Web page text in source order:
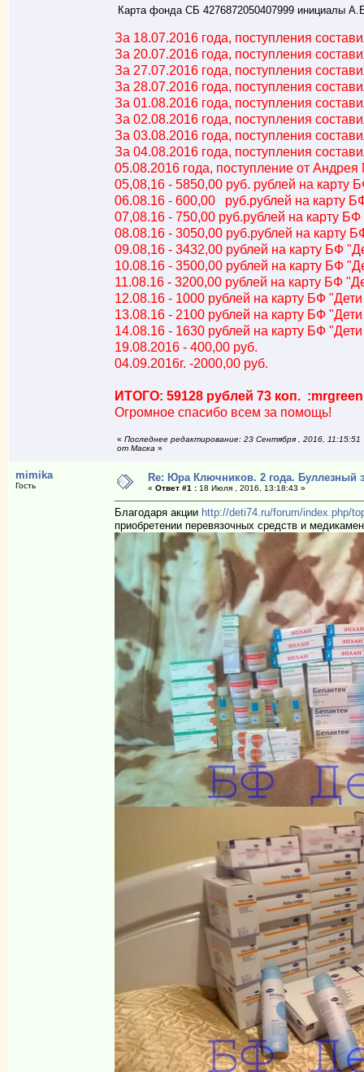
Карта фонда СБ 4276872050407999 инициалы
За 18.07.2016 года, поступления
За 20.07.2016 года, поступления
За 27.07.2016 года, поступления
За 28.07.2016 года, поступления
За 01.08.2016 года, поступления
За 02.08.2016 года, поступления
За 03.08.2016 года, поступления
За 04.08.2016 года, поступления
05.08.2016 года, поступление от
05,08,16 - 5850,00 руб. рублей на карту
06.08.16 - 600,00 руб.рублей на карту
07,08.16 - 750,00 руб.рублей на карту
08.08.16 - 3050,00 руб.рублей на карту
09.08,16 - 3432,00 рублей на карту БФ
10.08.16 - 3500,00 рублей на карту БФ
11.08.16 - 3200,00 рублей на карту БФ
12.08.16 - 1000 рублей на карту БФ
13.08.16 - 2100 рублей на карту БФ
14.08.16 - 1630 рублей на карту БФ
19.08.2016 - 400,00 руб.
04.09.2016г. -2000,00 руб.
ИТОГО: 59128 рублей 73 коп.
Огромное спасибо всем за помощь!
« Последнее редактирование: 23 Сентября , 2016, 11:15:51
от Маска »
mimika
Гость
Re: Юра Ключников. 2 года. Буллезный
« Ответ #1 :18 Июля , 2016, 13:18:43 »
Благодаря акции http://deti74.ru/forum/index.php/
приобретении перевязочных средств и